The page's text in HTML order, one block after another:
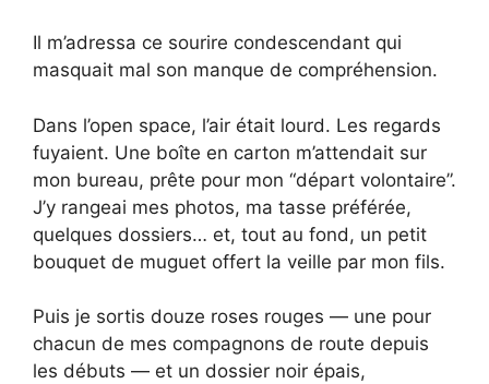
Il m’adressa ce sourire condescendant qui
masquait mal son manque de compréhension.
Dans l’open space, l’air était lourd. Les regards
fuyaient. Une boîte en carton m’attendait sur
mon bureau, prête pour mon “départ volontaire”.
J’y rangeai mes photos, ma tasse préférée,
quelques dossiers… et, tout au fond, un petit
bouquet de muguet offert la veille par mon fils.
Puis je sortis douze roses rouges — une pour
chacun de mes compagnons de route depuis
les débuts — et un dossier noir épais,